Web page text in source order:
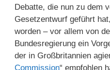
Debatte, die nun zu dem
Gesetzentwurf geführt
worden – vor allem von
Bundesregierung ein
der in Großbritannien
Commission“ empfohlen